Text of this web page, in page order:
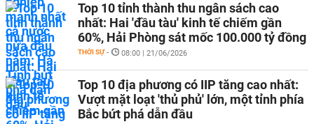
Top 10 tỉnh thành thu ngân sách cao
nhất: Hai 'đầu tàu' kinh tế chiếm gần
60%, Hải Phòng sát mốc 100.000 tỷ đồng
THỜI SỰ - 08:00 | 21/06/2026
Top 10 địa phương có IIP tăng cao nhất:
Vượt mặt loạt 'thủ phủ' lớn, một tỉnh phía
Bắc bứt phá dẫn đầu